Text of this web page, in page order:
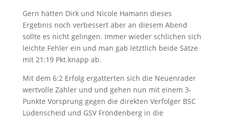
Gern hätten Dirk und Nicole Hamann dieses
Ergebnis noch verbessert aber an diesem Abend
sollte es nicht gelingen. Immer wieder schlichen sich
leichte Fehler ein und man gab letztlich beide Sätze
mit 21:19 Pkt.knapp ab.
Mit dem 6:2 Erfolg ergatterten sich die Neuenrader
wertvolle Zähler und und gehen nun mit einem 3-
Punkte Vorsprung gegen die direkten Verfolger BSC
Lüdenscheid und GSV Fröndenberg in die